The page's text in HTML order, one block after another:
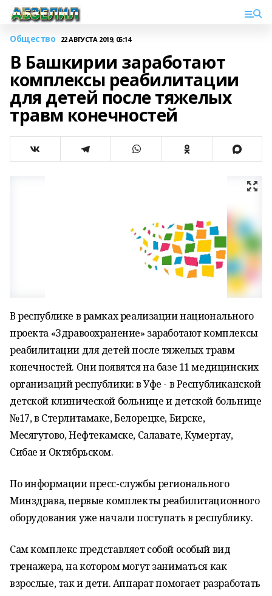
Общество 22 АВГУСТА 2019, 05:14
В Башкирии заработают
комплексы реабилитации
для детей после тяжелых
травм конечностей
В республике в рамках реализации национального
проекта «Здравоохранение» заработают комплексы
реабилитации для детей после тяжелых травм
конечностей. Они появятся на базе 11 медицинских
организаций республики: в Уфе - в Республиканской
детской клинической больнице и детской больнице
№17, в Стерлитамаке, Белорецке, Бирске,
Месягутово, Нефтекамске, Салавате, Кумертау,
Сибае и Октябрьском.
По информации пресс-службы регионального
Минздрава, первые комплекты реабилитационного
оборудования уже начали поступать в республику.
Сам комплекс представляет собой особый вид
тренажера, на котором могут заниматься как
взрослые, так и дети. Аппарат помогает разработать